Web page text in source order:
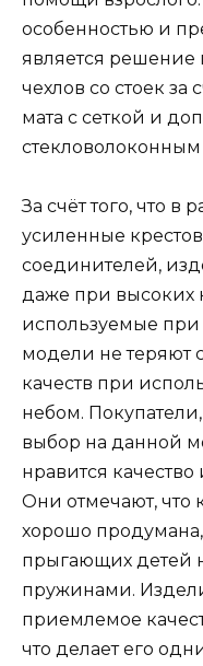
особенностью и
является решение
чехлов со стоек за
мата с сеткой и
За счёт того, что в
усиленные
соединителей,
даже при высоких
используемые
модели не теряют
качеств при
небом.
выбор на данной
нравится качество
Они отмечают, что
хорошо
прыгающих детей
пружинами.
приемлемое
что делает его